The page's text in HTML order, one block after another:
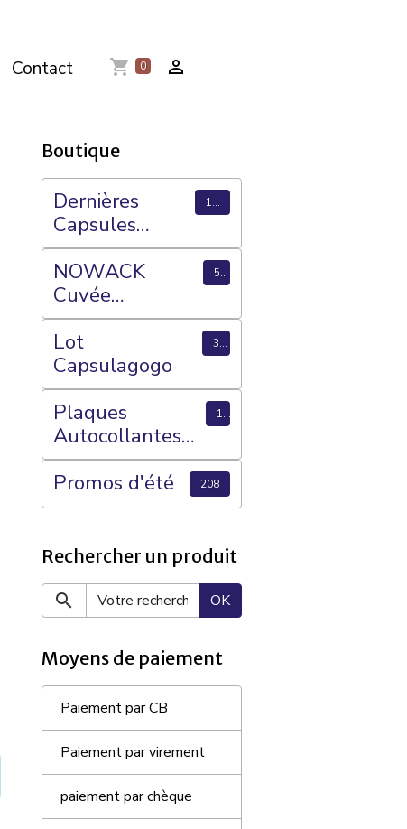
Contact 0
Boutique
Dernières
Capsules
ajoutées
1769
NOWACK
Cuvée
Anniversaire de
Mariage
56
Lot
Capsulagogo
3
Plaques
Autocollantes
CAPSULAGOG
O (Megastok) et
Plateaux 70
15
Promos d'été 208
Rechercher un produit
OK
Moyens de paiement
Paiement par CB
Paiement par virement
paiement par chèque